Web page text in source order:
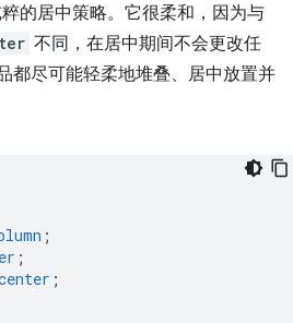
的居中策略。它很柔和，因为与
不同，在居中期间不会更改任
都尽可能轻柔地堆叠、居中放置并
;
;
;